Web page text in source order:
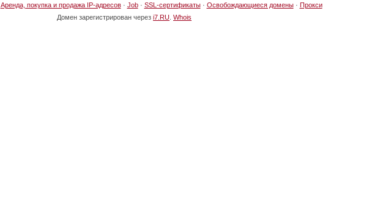
Аренда, покупка и продажа IP-адресов· Job· SSL-сертификаты· Освобождающиеся домены· Прокси
Домен зарегистрирован через i7.RU Whois